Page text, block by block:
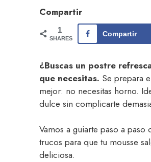
Compartir
1
SHARES
Compartir
¿Buscas un postre
que necesitas. Se prepara
mejor: no necesitas horno.
dulce sin complicarte
Vamos a guiarte paso a
trucos para que tu mousse
deliciosa.